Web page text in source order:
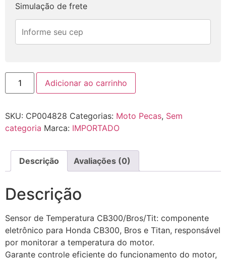
Simulação de frete
Adicionar ao carrinho
SKU: CP004828 Categorias: Moto Pecas, Sem
categoria Marca: IMPORTADO
Descrição Avaliações (0)
Descrição
Sensor de Temperatura CB300/Bros/Tit: componente
eletrônico para Honda CB300, Bros e Titan, responsável
por monitorar a temperatura do motor.
Garante controle eficiente do funcionamento do motor,